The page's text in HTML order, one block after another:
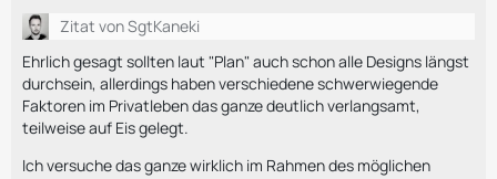
Zitat von SgtKaneki
Ehrlich gesagt sollten laut "Plan" auch schon alle Designs längst
durchsein, allerdings haben verschiedene schwerwiegende
Faktoren im Privatleben das ganze deutlich verlangsamt,
teilweise auf Eis gelegt.
Ich versuche das ganze wirklich im Rahmen des möglichen